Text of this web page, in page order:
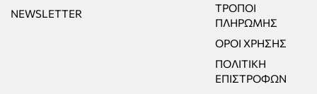
NEWSLETTER
ΤΡΌΠΟΙ
ΠΛΗΡΩΜΉΣ
ΌΡΟΙ ΧΡΉΣΗΣ
ΠΟΛΙΤΙΚΉ
ΕΠΙΣΤΡΟΦΏΝ